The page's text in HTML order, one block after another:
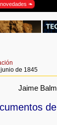
de 1845
Jaime